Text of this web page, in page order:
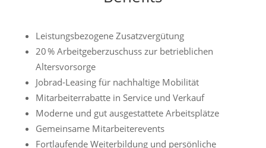
Leistungsbezogene Zusatzvergütung
20 % Arbeitgeberzuschuss zur betrieblichen
Altersvorsorge
Jobrad-Leasing für nachhaltige Mobilität
Mitarbeiterrabatte in Service und Verkauf
Moderne und gut ausgestattete Arbeitsplätze
Gemeinsame Mitarbeiterevents
Fortlaufende Weiterbildung und persönliche